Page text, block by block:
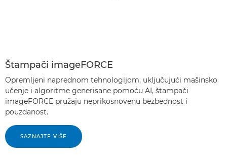
Štampači imageFORCE
Opremljeni naprednom tehnologijom, uključujući mašinsko
učenje i algoritme generisane pomoću AI, štampači
imageFORCE pružaju neprikosnovenu bezbednost i
pouzdanost.
SAZNAJTE VIŠE